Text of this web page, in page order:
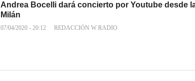
Andrea Bocelli dará concierto por Youtube desde
Milán
07/04/2020 - 20:12 REDACCIÓN W RADIO